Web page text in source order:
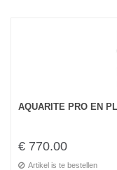
AQUARITE PRO EN
€ 770.00
Artikel is te bestellen